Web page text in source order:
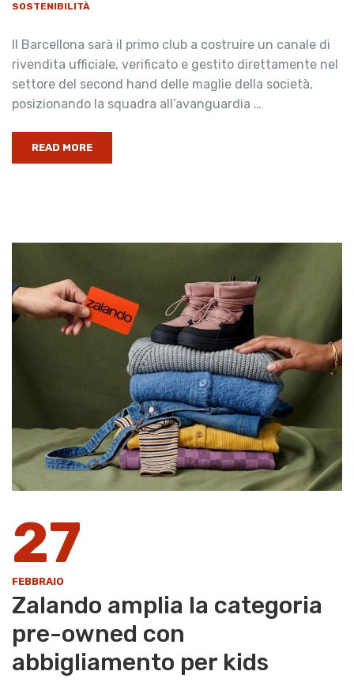
SOSTENIBILITÀ
Il Barcellona sarà il primo club a costruire un canale di
rivendita ufficiale, verificato e gestito direttamente nel
settore del second hand delle maglie della società,
posizionando la squadra all’avanguardia …
READ MORE
27
FEBBRAIO
Zalando amplia la categoria
pre-owned con
abbigliamento per kids